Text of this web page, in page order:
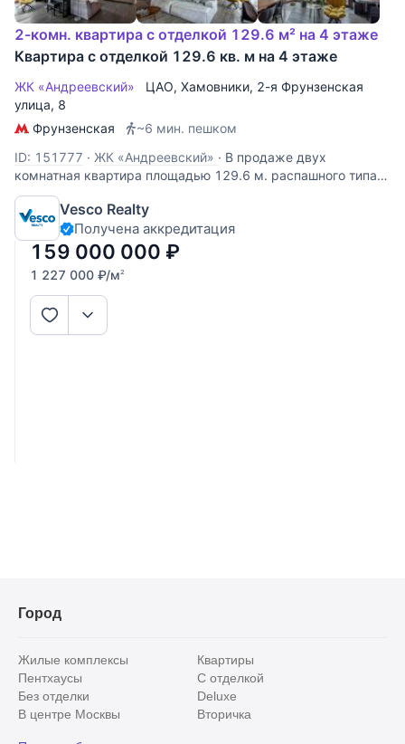
2-комн. квартира с отделкой 129.6 м² на 4 этаже
Квартира с отделкой 129.6 кв. м на 4 этаже
ЖК «Андреевский» ЦАО, Хамовники, 2-я Фрунзенская
улица, 8
Фрунзенская
~6 мин. пешком
ID: 151777 · ЖК «Андреевский» · В продаже двух
комнатная квартира площадью 129.6 м. распашного типа,
на 4 этаже. Планировка кухня-гостиная и мастер-спальня,
личный хамам, лоджия из спальной комнаты. 2 сан узла.
Дизайнерский ремонт. Домашний кинотеатр. Высота
потолков 3.2. Всего
Vesco Realty
Получена аккредитация
159 000 000 ₽
1 227 000 ₽/м2
Город
Жилые комплексы
Квартиры
Пентхаусы
С отделкой
Без отделки
Deluxe
В центре Москвы
Вторичка